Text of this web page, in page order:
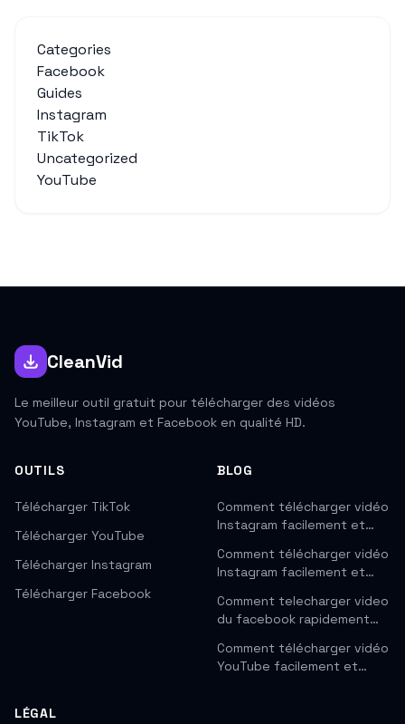
Categories
Facebook
Guides
Instagram
TikTok
Uncategorized
YouTube
CleanVid
Le meilleur outil gratuit pour télécharger des vidéos
YouTube, Instagram et Facebook en qualité HD.
OUTILS
Télécharger TikTok
Télécharger YouTube
Télécharger Instagram
Télécharger Facebook
BLOG
Comment télécharger vidéo
Instagram facilement et…
Comment télécharger vidéo
Instagram facilement et…
Comment telecharger video
du facebook rapidement…
Comment télécharger vidéo
YouTube facilement et…
LÉGAL